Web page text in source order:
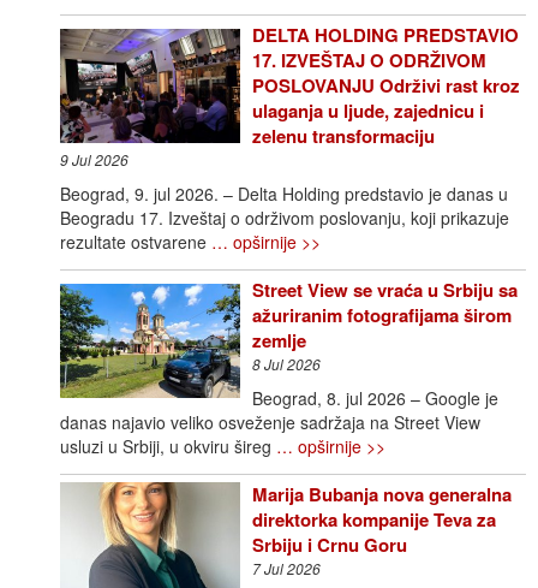
DELTA HOLDING PREDSTAVIO
17. IZVEŠTAJ O ODRŽIVOM
POSLOVANJU Održivi rast kroz
ulaganja u ljude, zajednicu i
zelenu transformaciju
9 Jul 2026
Beograd, 9. jul 2026. – Delta Holding predstavio je danas u
Beogradu 17. Izveštaj o održivom poslovanju, koji prikazuje
rezultate ostvarene … opširnije >>
Street View se vraća u Srbiju sa
ažuriranim fotografijama širom
zemlje
8 Jul 2026
Beograd, 8. jul 2026 – Google je
danas najavio veliko osveženje sadržaja na Street View
usluzi u Srbiji, u okviru šireg … opširnije >>
Marija Bubanja nova generalna
direktorka kompanije Teva za
Srbiju i Crnu Goru
7 Jul 2026